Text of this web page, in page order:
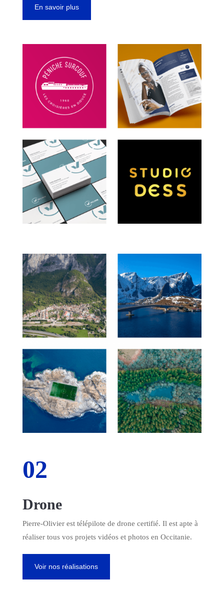
En savoir plus
02
Drone
Pierre-Olivier est télépilote de drone certifié. Il est apte à
réaliser tous vos projets vidéos et photos en Occitanie.
Voir nos réalisations